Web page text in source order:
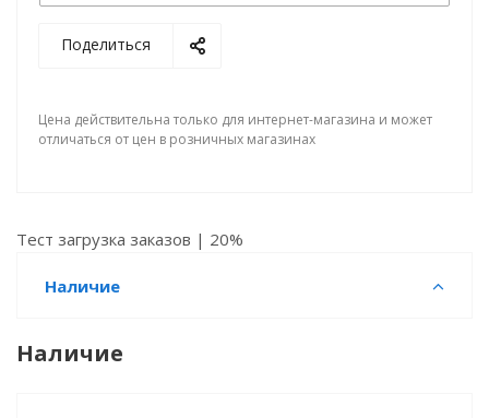
Поделиться
Цена действительна только для интернет-магазина и может
отличаться от цен в розничных магазинах
Тест загрузка заказов | 20%
Наличие
Наличие